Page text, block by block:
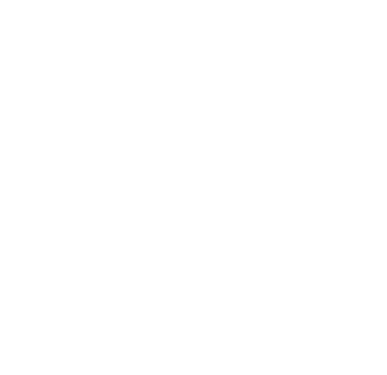
Mezi další vybavení pokoje patří fén,